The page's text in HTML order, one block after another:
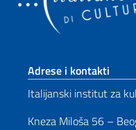
Footer
Adrese i kontakti
Italijanski institut za
Kneza Miloša 56 –